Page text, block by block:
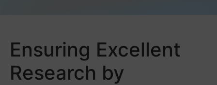
Ensuring Excellent
Research by